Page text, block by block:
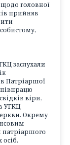
головної
прийняв
заслухали
Патріаршої
віри,
УГКЦ
Окрему
патріаршого